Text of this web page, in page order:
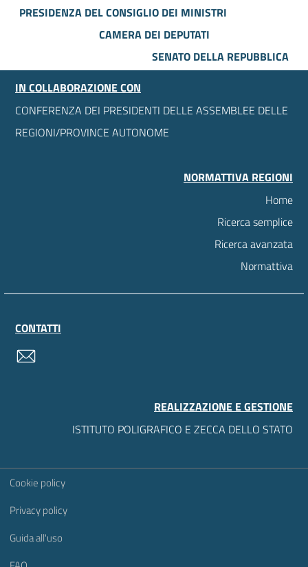
PRESIDENZA DEL CONSIGLIO DEI MINISTRI
CAMERA DEI DEPUTATI
SENATO DELLA REPUBBLICA
IN COLLABORAZIONE CON
CONFERENZA DEI PRESIDENTI DELLE ASSEMBLEE DELLE
REGIONI/PROVINCE AUTONOME
NORMATTIVA REGIONI
Home
Ricerca semplice
Ricerca avanzata
Normattiva
CONTATTI
REALIZZAZIONE E GESTIONE
ISTITUTO POLIGRAFICO E ZECCA DELLO STATO
Sezione Link Utili
Cookie policy
Privacy policy
Guida all'uso